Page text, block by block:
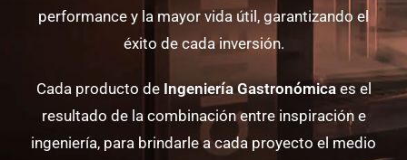
performance y la mayor vida útil, garantizando el
éxito de cada inversión.
Cada producto de Ingeniería Gastronómicaes el
resultado de la combinación entre inspiración e
ingeniería, para brindarle a cada proyecto el medio